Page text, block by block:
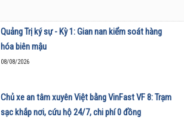
Quảng Trị ký sự - Kỳ 1: Gian nan kiểm soát hàng
hóa biên mậu
08/08/2026
Chủ xe an tâm xuyên Việt bằng VinFast VF 8: Trạm
sạc khắp nơi, cứu hộ 24/7, chi phí 0 đồng